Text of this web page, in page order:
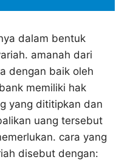
dalam bentuk
amanah dari
dengan baik oleh
memiliki hak
yang dititipkan dan
uang tersebut
cara yang
disebut dengan: